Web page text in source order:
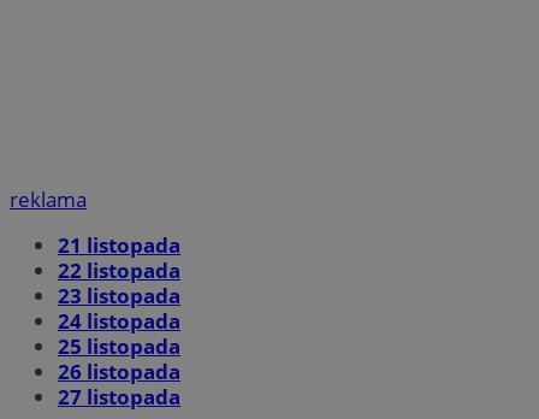
reklama
21 listopada
22 listopada
23 listopada
24 listopada
25 listopada
26 listopada
27 listopada